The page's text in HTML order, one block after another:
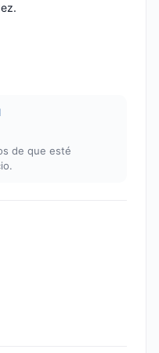
de que esté